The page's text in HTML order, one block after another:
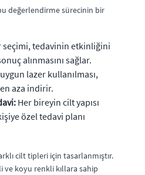
değerlendirme sürecinin bir
seçimi, tedavinin etkinliğini
alınmasını sağlar.
lazer kullanılması,
aza indirir.
Her bireyin cilt yapısı
özel tedavi planı
cilt tipleri için tasarlanmıştır.
ve koyu renkli kıllara sahip